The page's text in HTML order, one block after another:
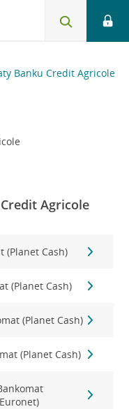
Banku Credit Agricole
Agricole
(Planet Cash)
(Planet Cash)
(Planet Cash)
(Planet Cash)